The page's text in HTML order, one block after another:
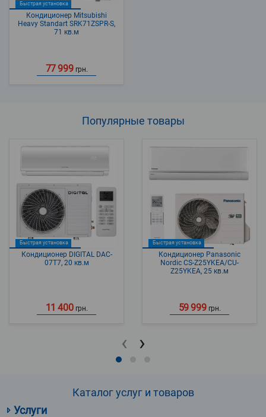
Быстрая установка
Кондиционер Mitsubishi
Heavy Standart SRK71ZSPR-S,
71 кв.м
77 999 грн.
Популярные товары
Быстрая установка
Кондиционер DIGITAL DAC-
07T7, 20 кв.м
11 400 грн.
Быстрая установка
Кондиционер Panasonic
Nordic CS-Z25YKEA/CU-
Z25YKEA, 25 кв.м
59 999 грн.
‹ ›
Каталог услуг и товаров
Услуги